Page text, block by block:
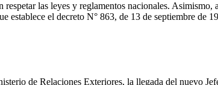
las leyes y reglamentos nacionales.
establece el decreto N° 863, de 13 de septiembre
de Relaciones Exteriores, la llegada del nuevo